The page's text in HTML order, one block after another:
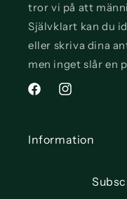
tror vi på att
Självklart kan du
eller skriva dina
men inget slår en
FacebookInstagram
Information